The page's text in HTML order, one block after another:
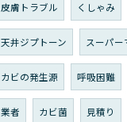
皮膚トラブル くしゃみ
天井ジプトーン スーパー
カビの発生源 呼吸困難
業者 カビ菌 見積り